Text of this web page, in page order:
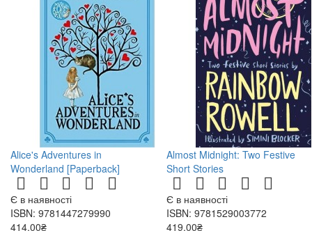
Alice's Adventures in
Wonderland [Paperback]
Є в наявності
ISBN: 9781447279990
414.00₴
Almost Midnight: Two Festive
Short Stories
Є в наявності
ISBN: 9781529003772
419.00₴